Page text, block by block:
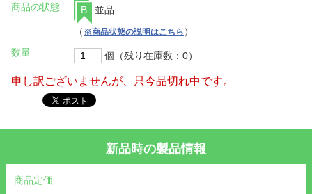
商品の状態 B
並品
（ ※商品状態の説明はこちら ）
数量
個（残り在庫数：0）
申し訳ございませんが、只今品切れ中です。
新品時の製品情報
商品定価